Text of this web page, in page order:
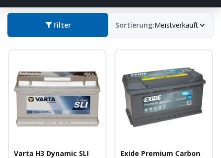
Filter Sortierung:Meistverkauft
Varta H3 Dynamic SLI
Exide Premium Carbon